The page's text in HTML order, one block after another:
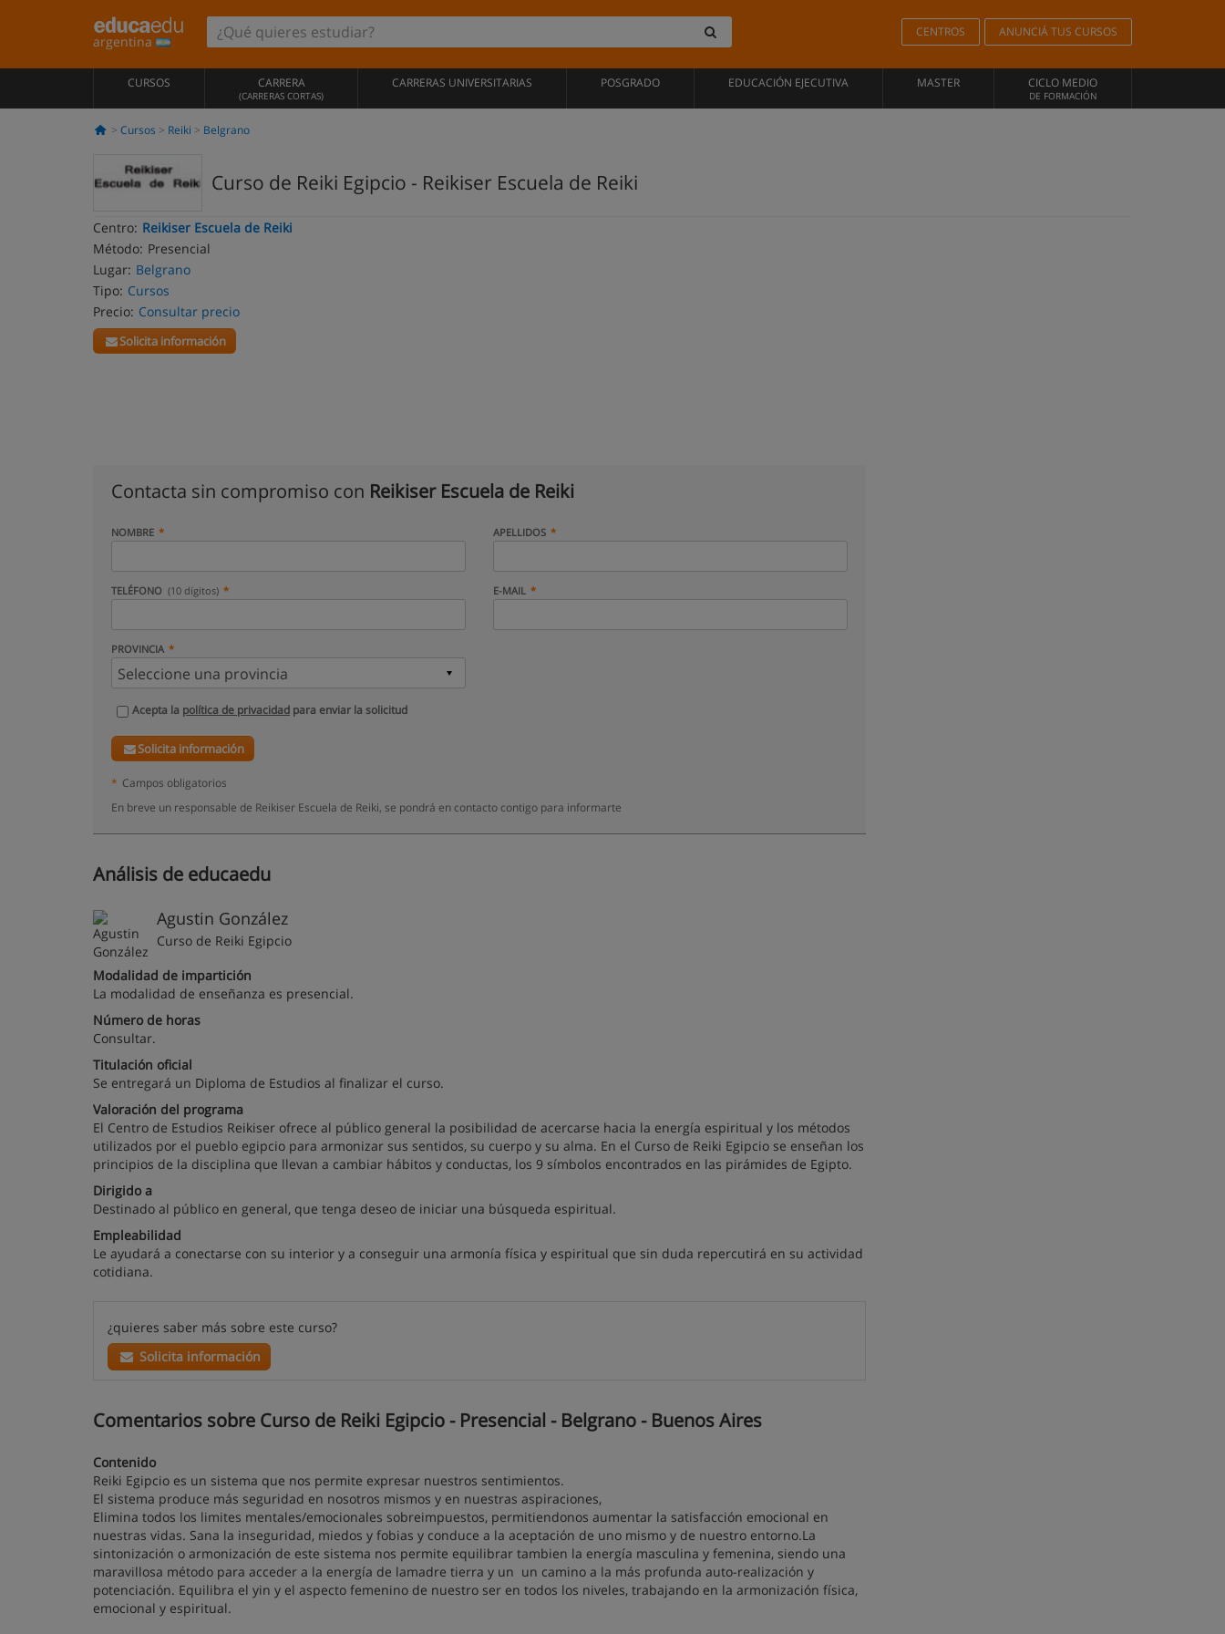
argentina
CENTROS ANUNCIÁ TUS CURSOS
CURSOS CARRERA
(CARRERAS CORTAS)
CARRERAS UNIVERSITARIAS POSGRADO EDUCACIÓN EJECUTIVA MASTER CICLO MEDIO
DE FORMACIÓN
Cursos Reiki Belgrano
Curso de Reiki Egipcio - Reikiser Escuela de Reiki
Centro: Reikiser Escuela de Reiki
Método: Presencial
Lugar: Belgrano
Tipo: Cursos
Precio: Consultar precio
Solicita información
Contacta sin compromiso con Reikiser Escuela de Reiki
NOMBRE APELLIDOS
TELÉFONO (10 dígitos) E-MAIL
PROVINCIA
Acepta la política de privacidad para enviar la solicitud
Solicita información
* Campos obligatorios
En breve un responsable de Reikiser Escuela de Reiki, se pondrá en contacto contigo para informarte
Análisis de educaedu
Agustin González
Curso de Reiki Egipcio
Modalidad de impartición
La modalidad de enseñanza es presencial.
Número de horas
Consultar.
Titulación oficial
Se entregará un Diploma de Estudios al finalizar el curso.
Valoración del programa
El Centro de Estudios Reikiser ofrece al público general la posibilidad de acercarse hacia la energía espiritual y los métodos
utilizados por el pueblo egipcio para armonizar sus sentidos, su cuerpo y su alma. En el Curso de Reiki Egipcio se enseñan los
principios de la disciplina que llevan a cambiar hábitos y conductas, los 9 símbolos encontrados en las pirámides de Egipto.
Dirigido a
Destinado al público en general, que tenga deseo de iniciar una búsqueda espiritual.
Empleabilidad
Le ayudará a conectarse con su interior y a conseguir una armonía física y espiritual que sin duda repercutirá en su actividad
cotidiana.
¿quieres saber más sobre este curso?
Solicita información
Comentarios sobre Curso de Reiki Egipcio - Presencial - Belgrano - Buenos Aires
Contenido
Reiki Egipcio es un sistema que nos permite expresar nuestros sentimientos.
El sistema produce más seguridad en nosotros mismos y en nuestras aspiraciones,
Elimina todos los limites mentales/emocionales sobreimpuestos, permitiendonos aumentar la satisfacción emocional en
nuestras vidas. Sana la inseguridad, miedos y fobias y conduce a la aceptación de uno mismo y de nuestro entorno.La
sintonización o armonización de este sistema nos permite equilibrar tambien la energía masculina y femenina, siendo una
maravillosa método para acceder a la energía de lamadre tierra y un un camino a la más profunda auto-realización y
potenciación. Equilibra el yin y el aspecto femenino de nuestro ser en todos los niveles, trabajando en la armonización física,
emocional y espiritual.